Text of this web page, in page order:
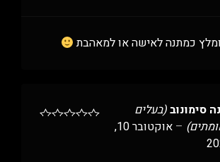
כמתנה לאישה או למאהבת
סימונוב(בעלים
–
אוקטובר 10,